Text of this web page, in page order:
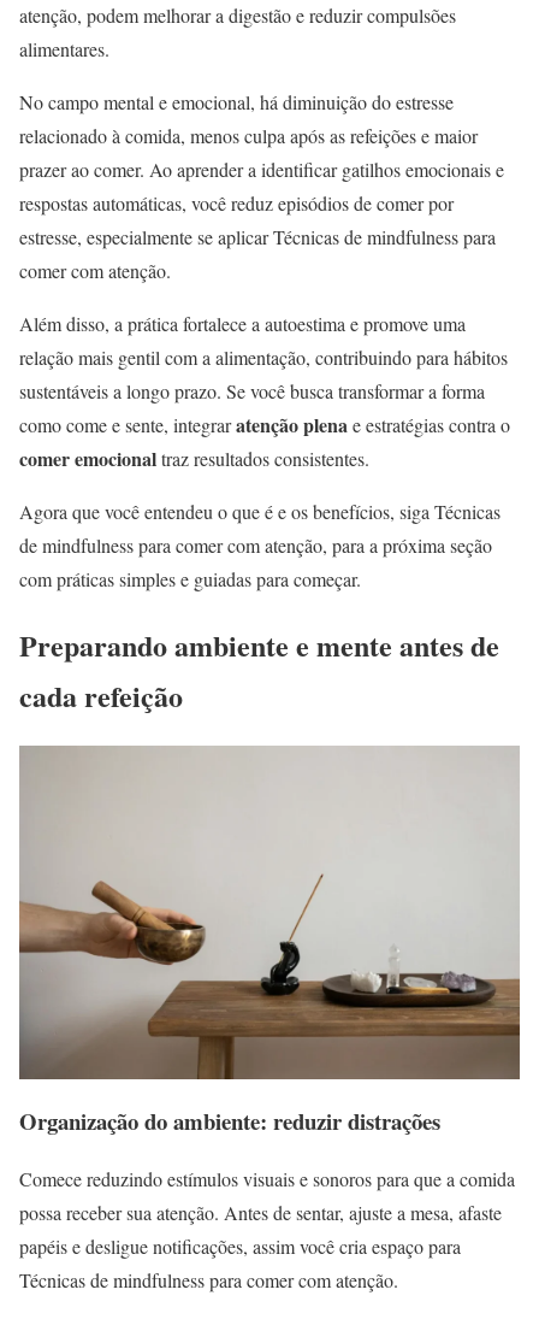
atenção, podem melhorar a digestão e reduzir compulsões
alimentares.
No campo mental e emocional, há diminuição do estresse
relacionado à comida, menos culpa após as refeições e maior
prazer ao comer. Ao aprender a identificar gatilhos emocionais e
respostas automáticas, você reduz episódios de comer por
estresse, especialmente se aplicar Técnicas de mindfulness para
comer com atenção.
Além disso, a prática fortalece a autoestima e promove uma
relação mais gentil com a alimentação, contribuindo para hábitos
sustentáveis a longo prazo. Se você busca transformar a forma
como come e sente, integraratenção plenae estratégias contra o
comer emocionaltraz resultados consistentes.
Agora que você entendeu o que é e os benefícios, siga Técnicas
de mindfulness para comer com atenção, para a próxima seção
com práticas simples e guiadas para começar.
Preparando ambiente e mente antes de
cada refeição
Organização do ambiente: reduzir distrações
Comece reduzindo estímulos visuais e sonoros para que a comida
possa receber sua atenção. Antes de sentar, ajuste a mesa, afaste
papéis e desligue notificações, assim você cria espaço para
Técnicas de mindfulness para comer com atenção.